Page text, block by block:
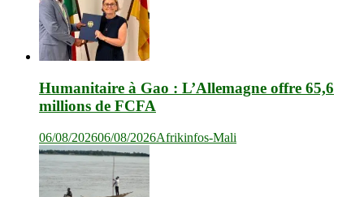
Humanitaire à Gao : L’Allemagne offre 65,6
millions de FCFA
06/08/202606/08/2026Afrikinfos-Mali